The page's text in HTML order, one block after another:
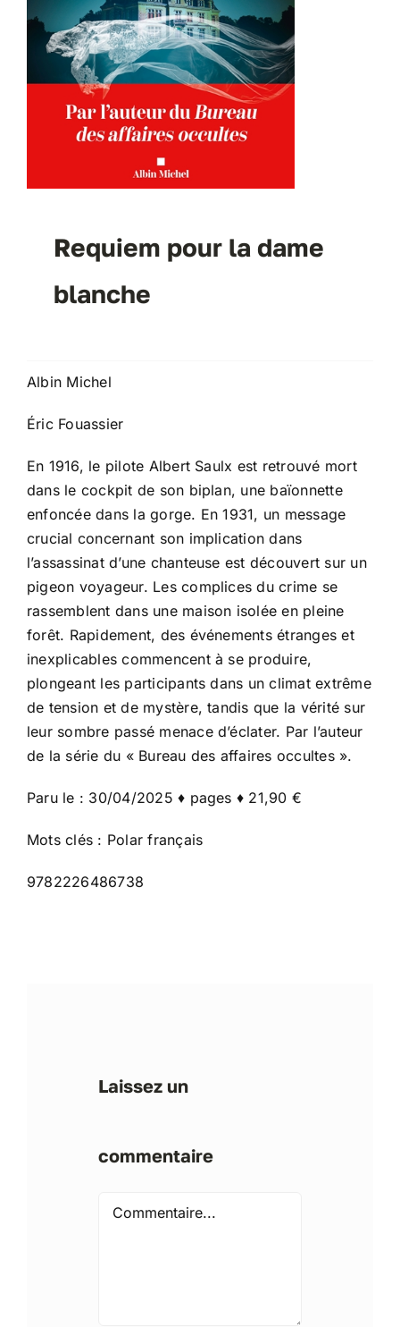
Requiem pour la dame
blanche
Albin Michel
Éric Fouassier
En 1916, le pilote Albert Saulx est retrouvé mort
dans le cockpit de son biplan, une baïonnette
enfoncée dans la gorge. En 1931, un message
crucial concernant son implication dans
l’assassinat d’une chanteuse est découvert sur un
pigeon voyageur. Les complices du crime se
rassemblent dans une maison isolée en pleine
forêt. Rapidement, des événements étranges et
inexplicables commencent à se produire,
plongeant les participants dans un climat extrême
de tension et de mystère, tandis que la vérité sur
leur sombre passé menace d’éclater. Par l’auteur
de la série du « Bureau des affaires occultes ».
Paru le : 30/04/2025 ♦ pages ♦ 21,90 €
Mots clés : Polar français
9782226486738
Laissez un
commentaire
Comment